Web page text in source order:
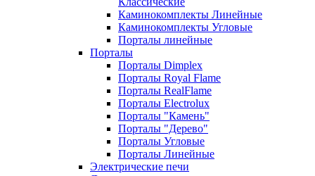
Каминокомплекты Линейные
Каминокомплекты Угловые
Порталы линейные
Порталы
Порталы Dimplex
Порталы Royal Flame
Порталы RealFlame
Порталы Electrolux
Порталы "Камень"
Порталы "Дерево"
Порталы Угловые
Порталы Линейные
Электрические печи